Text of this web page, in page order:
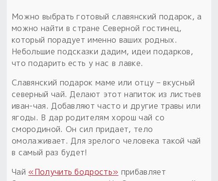
Можно выбрать готовый славянский подарок, а
можно найти в стране Северной гостинец,
который порадует именно ваших родных.
Небольшие подсказки дадим, идеи подарков,
что подарить есть у нас в лавке.
Славянский подарок маме или отцу – вкусный
северный чай. Делают этот напиток из листьев
иван-чая. Добавляют часто и другие травы или
ягоды. В дар родителям хорош чай со
смородиной. Он сил придает, тело
омолаживает. Для зрелого человека такой чай
в самый раз будет!
Чай «Получить бодрость» прибавляет